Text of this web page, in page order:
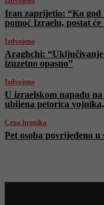
Iran zaprijetio: “Ko god
pomoć Izraelu, postat će
Izdvojeno
Araghchi:
izuzetno opasno”
Izdvojeno
U izraelskom napadu
ubijena petorica
Crna hronika
Pet osoba povrijeđeno